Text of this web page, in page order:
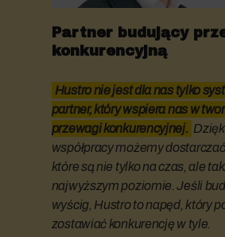
Partner budujący
konkurencyjną
Hustro nie jest dla nas tylko
partner, który wspiera nas w
przewagi konkurencyjnej.
współpracy możemy
które są nie tylko na czas, ale
najwyższym poziomie. Jeśli
wyścig, Hustro to napęd, który
zostawiać konkurencję w tyle.